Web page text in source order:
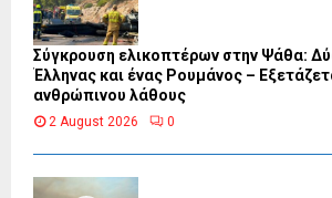
Σύγκρουση ελικοπτέρων στην Ψάθα:
Έλληνας και ένας Ρουμάνος –
ανθρώπινου λάθους
2 August 2026 0